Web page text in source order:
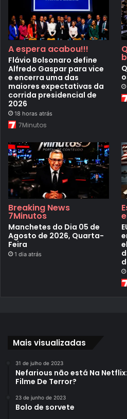
A espera acabou!!!
Flávio Bolsonaro define
Alfredo Gaspar para vice
e encerra uma das
maiores expectativas da
corrida presidencial de
2026
18 horas atrás
7Minutos
Breaking News
7Minutos
Manchetes do Dia 05 de
Agosto de 2026, Quarta-
Feira
1 dia atrás
Mais visualizadas
31 de julho de 2023
Nefarious não está Na
Filme De Terror?
23 de junho de 2023
Bolo de sorvete